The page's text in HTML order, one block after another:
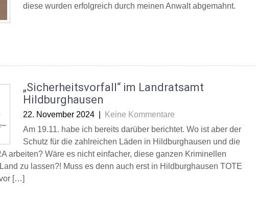
diese wurden erfolgreich durch meinen Anwalt abgemahnt.
„Sicherheitsvorfall“ im Landratsamt
Hildburghausen
22. November 2024
Keine Kommentare
Am 19.11. habe ich bereits darüber berichtet. Wo ist aber der
Schutz für die zahlreichen Läden in Hildburghausen und die
arbeiten? Wäre es nicht einfacher, diese ganzen Kriminellen
zu lassen?! Muss es denn auch erst in Hildburghausen TOTE
[…]